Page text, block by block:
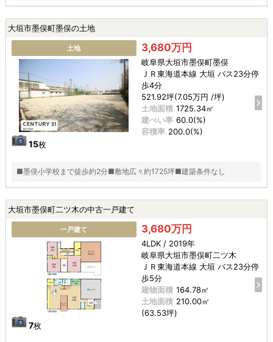
大垣市墨俣町墨俣の土地
土地
15枚
3,680万円
岐阜県大垣市墨俣町墨俣
ＪＲ東海道本線 大垣 バス23分停
歩4分
521.92坪(7.05万円 /坪)
土地面積 1725.34㎡
建ぺい率 60.0(%)
容積率 200.0(%)
■墨俣小学校まで徒歩約2分■敷地広々約1725坪■建築条件なし
大垣市墨俣町二ツ木の中古一戸建て
一戸建て
7枚
3,680万円
4LDK / 2019年
岐阜県大垣市墨俣町二ツ木
ＪＲ東海道本線 大垣 バス23分停
歩5分
建物面積 164.78㎡
土地面積 210.00㎡
(63.53坪)